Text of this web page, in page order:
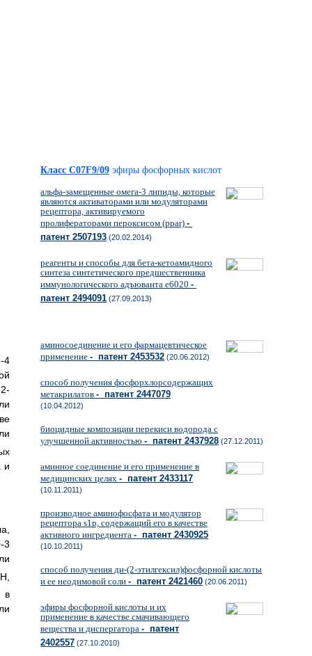
4
и
3
в
Класс C07F9/09 эфиры фосфорных кислот
альфа-замещенные омега-3 липиды, которые
являются активаторами или модуляторами
рецептора, активируемого
пролифераторами пероксисом (ppar) -
патент 2507193 (20.02.2014)
реагенты и способы для бета-кетоамидного
синтеза синтетического предшественника
иммунологического адъюванта е6020 -
патент 2494091 (27.09.2013)
аминосоединение и его фармацевтическое
применение - патент 2453532 (20.06.2012)
способ получения фосфорхлорсодержащих
метакрилатов - патент 2447079
(10.04.2012)
биоцидные композиции перекиси водорода с
улучшенной активностью - патент 2437928 (27.12.2011)
аминное соединение и его применение в
медицинских целях - патент 2433117
(10.11.2011)
производное аминофосфата и модулятор
рецептора s1p, содержащий его в качестве
активного ингредиента - патент 2430925
(10.10.2011)
способ получения ди-(2-этилгексил)фосфорной кислоты
и ее неодимовой соли - патент 2421460 (20.06.2011)
эфиры фосфорной кислоты и их
применение в качестве смачивающего
вещества и диспергатора - патент
2402557 (27.10.2010)